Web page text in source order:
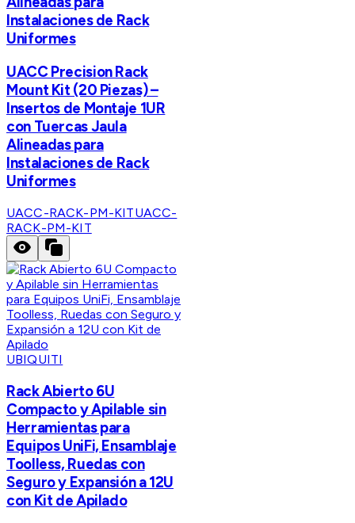
Instalaciones de Rack
Uniformes
UACC Precision Rack
Mount Kit (20 Piezas) –
Insertos de Montaje 1UR
con Tuercas Jaula
Alineadas para
Instalaciones de Rack
Uniformes
UACC-RACK-PM-KITUACC-
RACK-PM-KIT
UBIQUITI
Rack Abierto 6U
Compacto y Apilable sin
Herramientas para
Equipos UniFi, Ensamblaje
Toolless, Ruedas con
Seguro y Expansión a 12U
con Kit de Apilado